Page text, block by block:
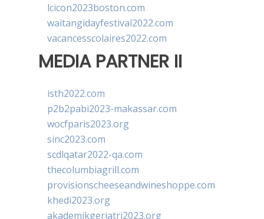
lcicon2023boston.com
waitangidayfestival2022.com
vacancesscolaires2022.com
MEDIA PARTNER II
isth2022.com
p2b2pabi2023-makassar.com
wocfparis2023.org
sinc2023.com
scdlqatar2022-qa.com
thecolumbiagrill.com
provisionscheeseandwineshoppe.com
khedi2023.org
akademikgeriatri2023.org